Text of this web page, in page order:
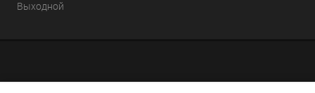
Выходной